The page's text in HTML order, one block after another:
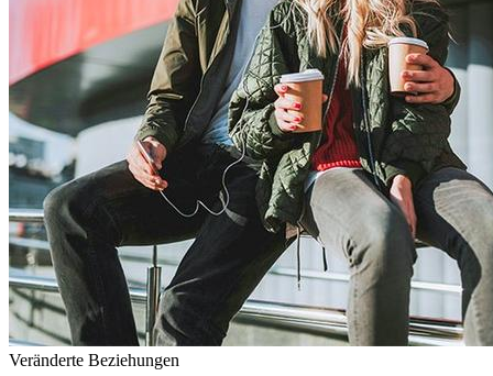
Veränderte Beziehungen